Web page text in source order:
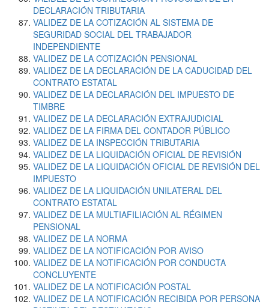
DECLARACIÓN TRIBUTARIA
VALIDEZ DE LA COTIZACIÓN AL SISTEMA DE
SEGURIDAD SOCIAL DEL TRABAJADOR
INDEPENDIENTE
VALIDEZ DE LA COTIZACIÓN PENSIONAL
VALIDEZ DE LA DECLARACIÓN DE LA CADUCIDAD DEL
CONTRATO ESTATAL
VALIDEZ DE LA DECLARACIÓN DEL IMPUESTO DE
TIMBRE
VALIDEZ DE LA DECLARACIÓN EXTRAJUDICIAL
VALIDEZ DE LA FIRMA DEL CONTADOR PÚBLICO
VALIDEZ DE LA INSPECCIÓN TRIBUTARIA
VALIDEZ DE LA LIQUIDACIÓN OFICIAL DE REVISIÓN
VALIDEZ DE LA LIQUIDACIÓN OFICIAL DE REVISIÓN DEL
IMPUESTO
VALIDEZ DE LA LIQUIDACIÓN UNILATERAL DEL
CONTRATO ESTATAL
VALIDEZ DE LA MULTIAFILIACIÓN AL RÉGIMEN
PENSIONAL
VALIDEZ DE LA NORMA
VALIDEZ DE LA NOTIFICACIÓN POR AVISO
VALIDEZ DE LA NOTIFICACIÓN POR CONDUCTA
CONCLUYENTE
VALIDEZ DE LA NOTIFICACIÓN POSTAL
VALIDEZ DE LA NOTIFICACIÓN RECIBIDA POR PERSONA